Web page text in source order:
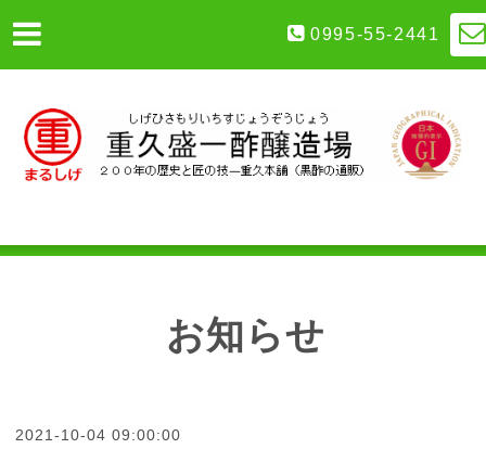
0995-55-2441
お知らせ
2021-10-04 09:00:00